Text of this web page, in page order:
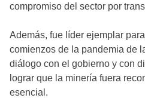
compromiso del sector por
Además, fue líder ejemplar
comienzos de la pandemia de
diálogo con el gobierno y con
lograr que la minería fuera
esencial.